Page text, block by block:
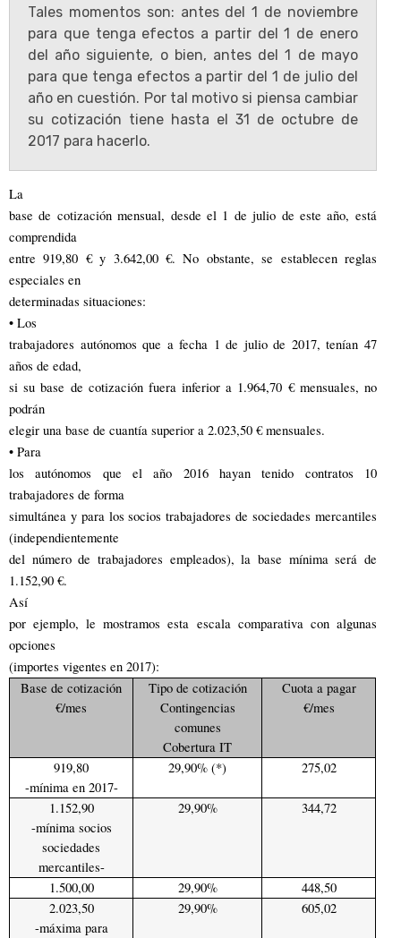
Tales momentos son: antes del 1 de noviembre
para que tenga efectos a partir del 1 de enero
del año siguiente, o bien, antes del 1 de mayo
para que tenga efectos a partir del 1 de julio del
año en cuestión. Por tal motivo si piensa cambiar
su cotización tiene hasta el 31 de octubre de
2017 para hacerlo.
La
base de cotización mensual, desde el 1 de julio de este año, está
comprendida
entre 919,80 € y 3.642,00 €. No obstante, se establecen reglas
especiales en
determinadas situaciones:
• Los
trabajadores autónomos que a fecha 1 de julio de 2017, tenían 47
años de edad,
si su base de cotización fuera inferior a 1.964,70 € mensuales, no
podrán
elegir una base de cuantía superior a 2.023,50 € mensuales.
• Para
los autónomos que el año 2016 hayan tenido contratos 10
trabajadores de forma
simultánea y para los socios trabajadores de sociedades mercantiles
(independientemente
del número de trabajadores empleados), la base mínima será de
1.152,90 €.
Así
por ejemplo,le mostramos esta escala comparativa con algunas
opciones
(importes vigentes en 2017):
Base de cotización
€/mes
Tipo de cotización
Contingencias
comunes
Cobertura IT
Cuota a pagar
€/mes
919,80
-mínima en 2017-
29,90% (*) 275,02
1.152,90
-mínima socios
sociedades
mercantiles-
29,90% 344,72
1.500,00 29,90%
448,50
2.023,50
-máxima para
29,90% 605,02